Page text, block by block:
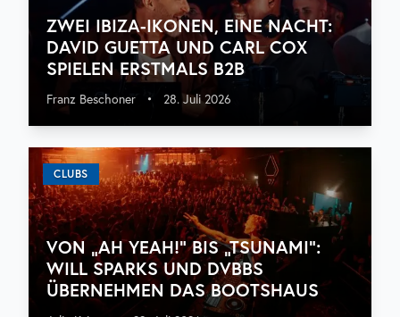
ZWEI IBIZA-IKONEN, EINE NACHT:
DAVID GUETTA UND CARL COX
SPIELEN ERSTMALS B2B
Franz Beschoner • 28. Juli 2026
CLUBS
VON „AH YEAH!“ BIS „TSUNAMI“:
WILL SPARKS UND DVBBS
ÜBERNEHMEN DAS BOOTSHAUS